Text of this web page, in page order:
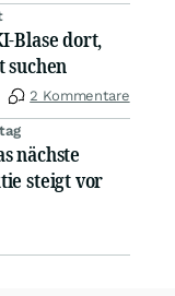
Blase dort,
suchen
2 Kommentare
nächste
steigt vor